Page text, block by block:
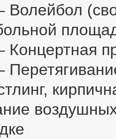
Волейбол
Концертная